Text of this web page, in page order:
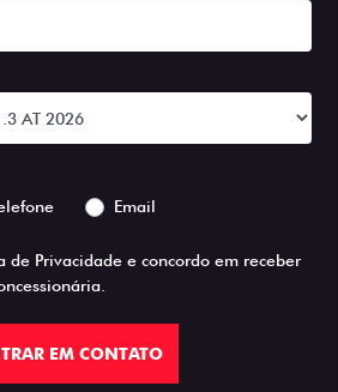
Email
de Privacidade e concordo em receber
EM CONTATO